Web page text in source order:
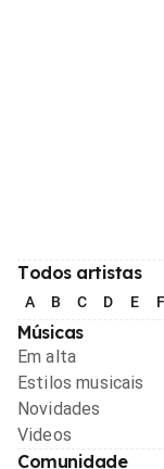
Todos artistas
A B C D E F
Músicas
Em alta
Estilos musicais
Novidades
Videos
Comunidade